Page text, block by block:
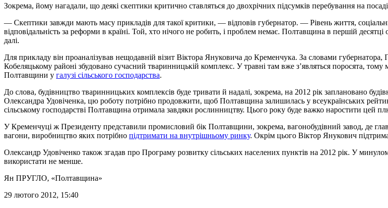
Зокрема, йому нагадали, що деякі скептики критично ставляться до двохрічних підсумків перебування на
— Скептики завжди мають масу прикладів для такої критики, — відповів губернатор. — Рівень життя,
відповідальність за реформи в країні. Той, хто нічого не робить, і проблем немає. Полтавщина в першій
далі.
Для прикладу він проаналізував нещодавній візит Віктора Януковича до Кременчука. За словами губернатора,
Кобеляцькому районі збудовано сучасний тваринницькій комплекс. У травні там вже з’являться поросята,
Полтавщини у галузі сільського господарства.
До слова, будівництво тваринницьких комплексів буде тривати й надалі, зокрема, на 2012 рік заплановано
Олександра Удовіченка, цю роботу потрібно продовжити, щоб Полтавщина залишилась у всеукраїнських
сільському господарстві Полтавщина отримала завдяки рослинництву. Цього року буде важко наростити цей
У Кременчуці ж Президенту представили промисловий бік Полтавщини, зокрема, вагонобудівний завод, де
вагони, виробництво яких потрібно підтримати на внутрішньому ринку. Окрім цього Віктор Янукович
Олександр Удовіченко також згадав про Програму розвитку сільських населених пунктів на 2012 рік. У
використати не менше.
Ян ПРУГЛО, «Полтавщина»
29 лютого 2012, 15:40